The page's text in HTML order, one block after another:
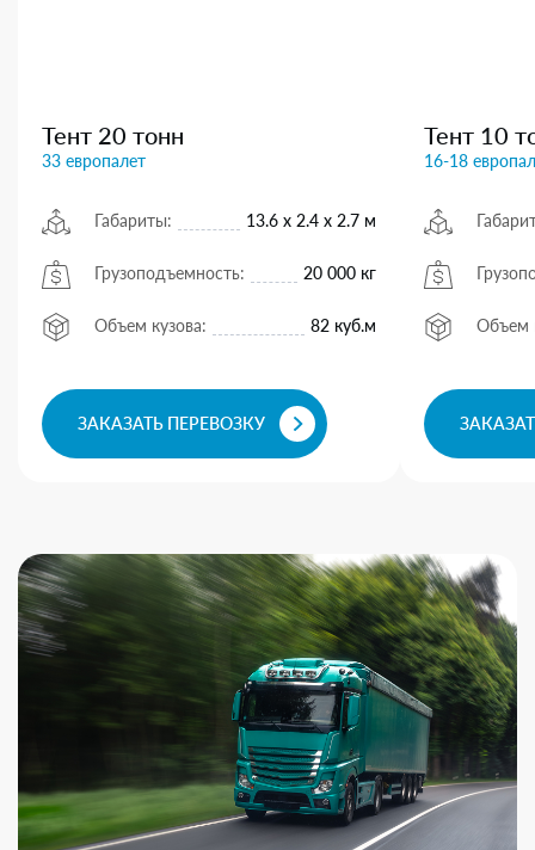
Тент 20 тонн
33 европалет
Габариты: 13.6 х 2.4 х 2.7 м
Грузоподъемность: 20 000 кг
Объем кузова: 82 куб.м
ЗАКАЗАТЬ ПЕРЕВОЗКУ
Тент 10
16-18
Объем